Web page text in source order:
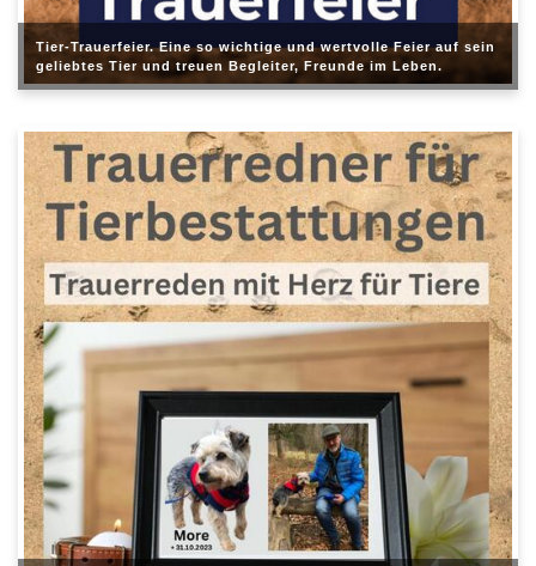
Tier-Trauerfeier. Eine so wichtige und wertvolle Feier auf sein
geliebtes Tier und treuen Begleiter, Freunde im Leben.